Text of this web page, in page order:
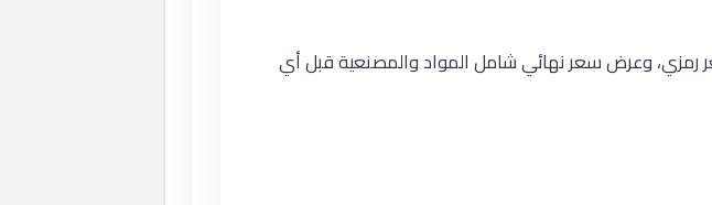
وعرض سعر نهائي شامل المواد والمصنعية قبل أي